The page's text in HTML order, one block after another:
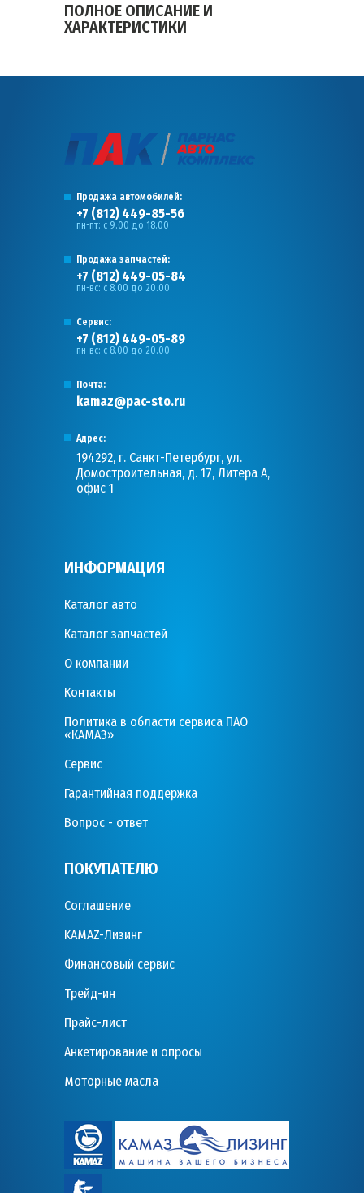
ПОЛНОЕ ОПИСАНИЕ И
ХАРАКТЕРИСТИКИ
Продажа автомобилей:
+7 (812) 449-85-56
пн-пт: с 9.00 до 18.00
Продажа запчастей:
+7 (812) 449-05-84
пн-вс: с 8.00 до 20.00
Сервис:
+7 (812) 449-05-89
пн-вс: с 8.00 до 20.00
Почта:
kamaz@pac-sto.ru
Адрес:
194292, г. Санкт-Петербург, ул.
Домостроительная, д. 17, Литера А,
офис 1
ИНФОРМАЦИЯ
Каталог авто
Каталог запчастей
О компании
Контакты
Политика в области сервиса ПАО
«КАМАЗ»
Сервис
Гарантийная поддержка
Вопрос - ответ
ПОКУПАТЕЛЮ
Соглашение
KAMAZ-Лизинг
Финансовый сервис
Трейд-ин
Прайс-лист
Анкетирование и опросы
Моторные масла